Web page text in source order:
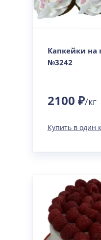
Капкейки на
№3242
2100 ₽/кг
Купить в один